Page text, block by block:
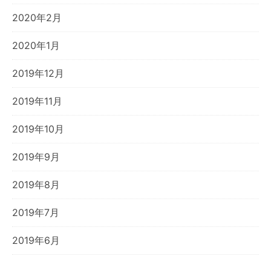
2020年2月
2020年1月
2019年12月
2019年11月
2019年10月
2019年9月
2019年8月
2019年7月
2019年6月